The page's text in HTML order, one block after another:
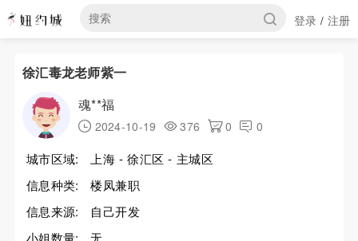
登录 / 注册
徐汇毒龙老师紫一
魂**福
2024-10-19 376 0 0
城市区域:
上海 - 徐汇区 - 主城区
信息种类:
楼凤兼职
信息来源:
自己开发
小姐数量:
无